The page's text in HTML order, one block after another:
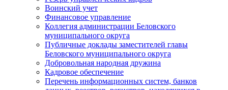
Воинский учет
Финансовое управление
Коллегия администрации Беловского
муниципального округа
Публичные доклады заместителей главы
Беловского муниципального округа
Добровольная народная дружина
Кадровое обеспечение
Перечень информационных систем, банков